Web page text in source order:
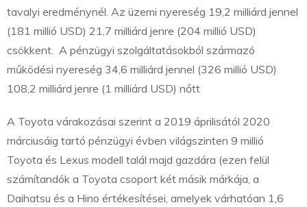
tavalyi eredménynél. Az üzemi nyereség 19,2 milliárd jennel
(181 millió USD) 21,7 milliárd jenre (204 millió USD)
csökkent. A pénzügyi szolgáltatásokból származó
működési nyereség 34,6 milliárd jennel (326 millió USD)
108,2 milliárd jenre (1 milliárd USD) nőtt
A Toyota várakozásai szerint a 2019 áprilisától 2020
márciusáig tartó pénzügyi évben világszinten 9 millió
Toyota és Lexus modell talál majd gazdára (ezen felül
számítandók a Toyota csoport két másik márkája, a
Daihatsu és a Hino értékesítései, amelyek várhatóan 1,6